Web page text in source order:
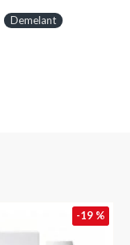
Demelant
-19 %